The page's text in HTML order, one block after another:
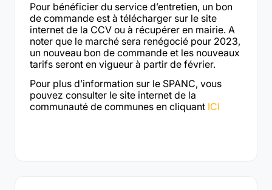
Pour bénéficier du service d’entretien, un bon
de commande est à télécharger sur le site
internet de la CCV ou à récupérer en mairie. A
noter que le marché sera renégocié pour 2023,
un nouveau bon de commande et les nouveaux
tarifs seront en vigueur à partir de février.
Pour plus d’information sur le SPANC, vous
pouvez consulter le site internet de la
communauté de communes en cliquant ICI